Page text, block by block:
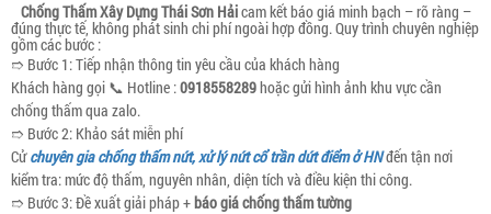
Chống Thấm Xây Dựng Thái Sơn Hảicam kết báo giá minh bạch – rõ ràng –
đúng thực tế, không phát sinh chi phí ngoài hợp đồng. Quy trình chuyên nghiệp
gồm các bước :
➱ Bước 1: Tiếp nhận thông tin yêu cầu của khách hàng
Khách hàng gọi 📞 Hotline :0918558289hoặc gửi hình ảnh khu vực cần
chống thấm qua zalo.
➱ Bước 2: Khảo sát miễn phí
Cửchuyên gia chống thấm nứt, xử lý nứt cổ trần dứt điểm ở HNđến tận nơi
kiểm tra: mức độ thấm, nguyên nhân, diện tích và điều kiện thi công.
➱ Bước 3: Đề xuất giải pháp +báo giá chống thấm tường